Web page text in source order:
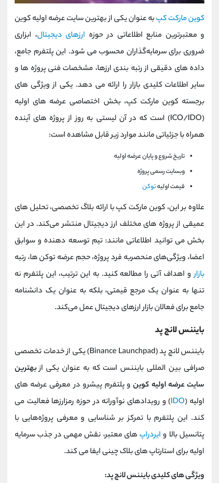
کوین مارکت کپبه عنوان یکی از بهترین سایت عرضه اولیه کوین
و معتبرترین منابع اطلاعاتی در حوزه ارزهای دیجیتال، ابزاری
ضروری برای سرمایه‌گذاران محسوب می‌ شود. این پلتفرم جامع،
داده ‌های دقیقی از رتبه ‌بندی ارزها، مشخصات فنی پروژه ‌ها و
سایر اطلاعات کلیدی بازار را ارائه می ‌دهد. یکی از ویژگی ‌های
برجسته کوین مارکت کپ، بخش اختصاصی عرضه ‌های اولیه
(ICO/IDO) است که در آن لیستی به ‌روز از پروژه ‌های آینده
همراه با جزئیاتی مانند موارد زیر قابل مشاهده است:
تاریخ شروع و پایان عرضه اولیه
وبسایت رسمی پروژه
قیمت اولیهتوکن
علاوه بر این، کوین مارکت کپ با ارائه بلاگ تخصصی، تحلیل‌ های
عمیقی از پروژه ‌های مختلف ارز دیجیتال منتشر می‌کند. در این
بخش می ‌توانید اطلاعاتی مانند: تیم توسعه ‌دهنده و سوابق
اعضا، ویژگی‌های منحصربه ‌فرد پروژه، حجم عرضه توکن ‌ها، رتبه
بازارو اهداف آتی را مطالعه کنید. به این ترتیب، این پلتفرم نه
‌تنها به عنوان یک مرجع قیمتی، بلکه به عنوان یک دانشنامه
جامع برای فعالان بازار ارزهای دیجیتال عمل می‌کند.
بایننس لانچ‌ پد
بایننس لانچ‌ پد (Binance Launchpad) یکی از خدمات تخصصی
صرافی بین ‌المللی بایننس است که به ‌عنوان یکی ازبهترین
سایت عرضه اولیه کوینو پلتفرم پیشرو در معرفی عرضه‌ های
اولیه (IDO) و رویدادهای نوآورانه در حوزه رمزارزها فعالیت می
کند. این پلتفرم با تمرکز بر شناسایی و معرفی پروژه‌هایی با
پتانسیل بالا و ایردراپ ‌های معتبر، نقش مهمی در جذب سرمایه
اولیه برای استارتاپ ‌های بلاک چینی ایفا می کند.
ویژگی‌ های کلیدی بایننس لانچ‌ پد: